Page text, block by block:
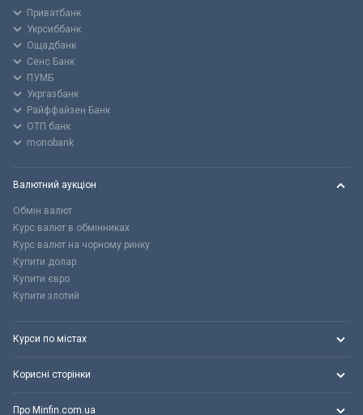
Приватбанк
Укрсиббанк
Ощадбанк
Сенс Банк
ПУМБ
Укргазбанк
Райффайзен Банк
ОТП банк
monobank
Валютний аукціон
Обмін валют
Курс валют в обмінниках
Курс валют на чорному ринку
Купити долар
Купити євро
Купити злотий
Курси по містах
Корисні сторінки
Про Minfin.com.ua